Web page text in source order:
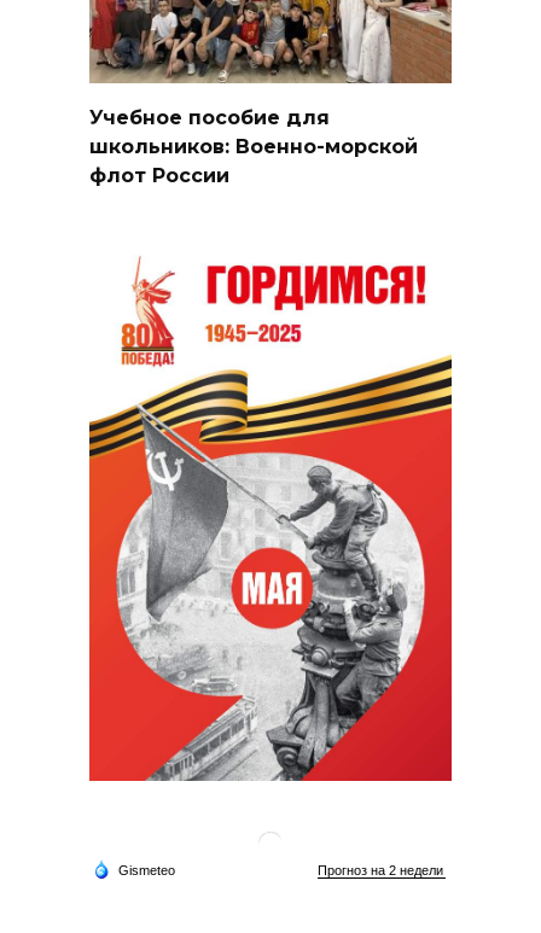
Учебное пособие для
школьников: Военно-морской
флот России